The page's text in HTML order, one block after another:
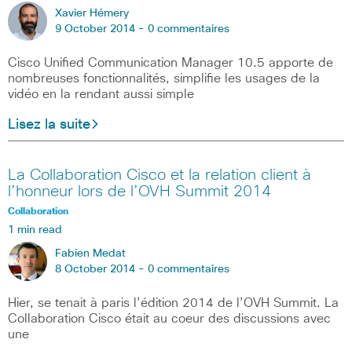
Xavier Hémery
9 October 2014 - 0 commentaires
Cisco Unified Communication Manager 10.5 apporte de
nombreuses fonctionnalités, simplifie les usages de la
vidéo en la rendant aussi simple
Lisez la suite
La Collaboration Cisco et la relation client à
l’honneur lors de l’OVH Summit 2014
Collaboration
1 min read
Fabien Medat
8 October 2014 - 0 commentaires
Hier, se tenait à paris l’édition 2014 de l’OVH Summit. La
Collaboration Cisco était au coeur des discussions avec
une